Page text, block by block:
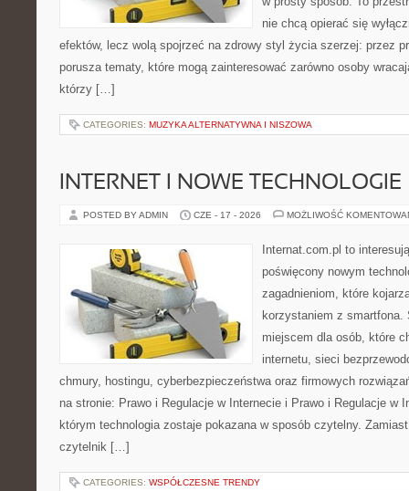
nie chcą opierać się
efektów, lecz wolą spojrzeć na zdrowy styl życia szerzej: przez
porusza tematy, które mogą zainteresować zarówno osoby
którzy […]
CATEGORIES: MUZYKA ALTERNATYWNA I NISZOWA
INTERNET I NOWE TECHNOLOGIE
POSTED BY ADMIN CZE - 17 - 2026 MOŻLIWOŚĆ
Internat.com.pl to
poświęcony nowym
zagadnieniom, które
korzystaniem z
miejscem dla osób, które
internetu, sieci
chmury, hostingu, cyberbezpieczeństwa oraz firmowych
na stronie: Prawo i Regulacje w Internecie i Prawo i Regulacje w
którym technologia zostaje pokazana w sposób czytelny.
czytelnik […]
CATEGORIES: WSPÓŁCZESNE TRENDY